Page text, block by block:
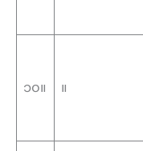
၁၀။ ။